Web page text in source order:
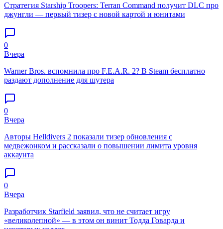
Стратегия Starship Troopers: Terran Command получит DLC про
джунгли — первый тизер с новой картой и юнитами
0
Вчера
Warner Bros. вспомнила про F.E.A.R. 2? В Steam бесплатно
раздают дополнение для шутера
0
Вчера
Авторы Helldivers 2 показали тизер обновления с
медвежонком и рассказали о повышении лимита уровня
аккаунта
0
Вчера
Разработчик Starfield заявил, что не считает игру
«великолепной» — в этом он винит Тодда Говарда и